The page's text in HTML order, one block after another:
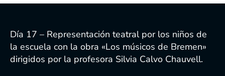
Día 17 – Representación teatral por los niños de
la escuela con la obra «Los músicos de Bremen»
dirigidos por la profesora Silvia Calvo Chauvell.